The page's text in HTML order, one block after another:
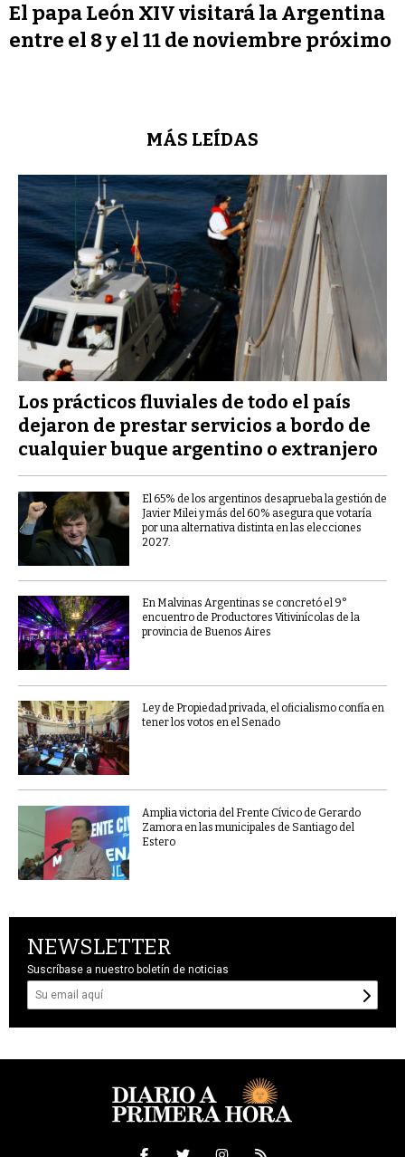
El papa León XIV visitará la Argentina
entre el 8 y el 11 de noviembre próximo
MÁS LEÍDAS
Los prácticos fluviales de todo el país
dejaron de prestar servicios a bordo de
cualquier buque argentino o extranjero
El 65% de los argentinos desaprueba la gestión de
Javier Milei y más del 60% asegura que votaría
por una alternativa distinta en las elecciones
2027.
En Malvinas Argentinas se concretó el 9°
encuentro de Productores Vitivinícolas de la
provincia de Buenos Aires
Ley de Propiedad privada, el oficialismo confía en
tener los votos en el Senado
Amplia victoria del Frente Cívico de Gerardo
Zamora en las municipales de Santiago del
Estero
NEWSLETTER
Suscríbase a nuestro boletín de noticias